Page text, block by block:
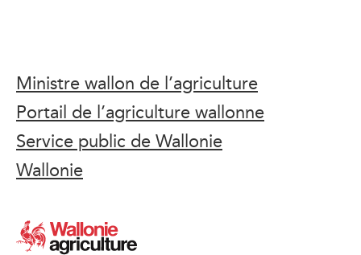
Ministre wallon de l’agriculture
Portail de l’agriculture wallonne
Service public de Wallonie
Wallonie